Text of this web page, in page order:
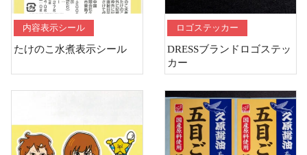
内容表示シール
たけのこ水煮表示シール
ロゴステッカー
DRESSブランドロゴステッ
カー